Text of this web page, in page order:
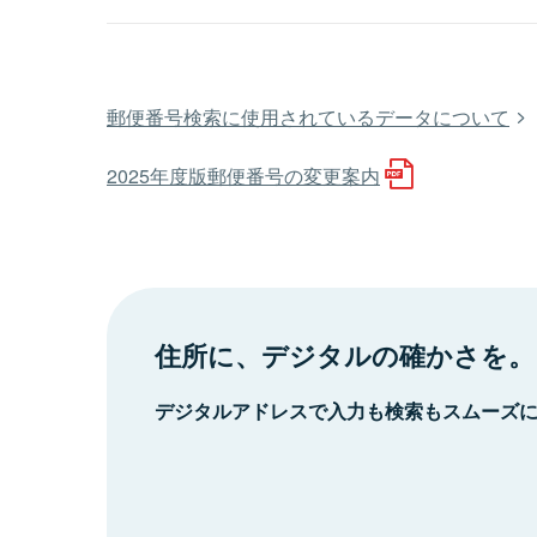
郵便番号検索に使用されているデータについて
2025年度版郵便番号の変更案内
住所に、デジタルの確かさを。
デジタルアドレスで入力も検索もスムーズ